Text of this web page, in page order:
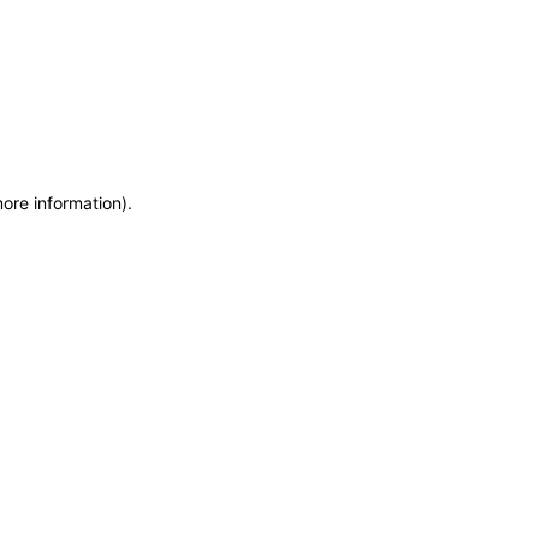
information).